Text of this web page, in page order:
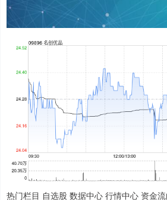
热门栏目 自选股 数据中心 行情中心 资金